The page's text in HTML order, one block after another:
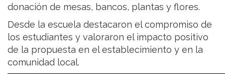
donación de mesas, bancos, plantas y flores.
Desde la escuela destacaron el compromiso de
los estudiantes y valoraron el impacto positivo
de la propuesta en el establecimiento y en la
comunidad local.